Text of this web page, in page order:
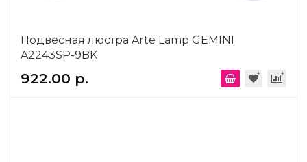
Подвесная люстра Arte Lamp GEMINI
A2243SP-9BK
922.00 р.